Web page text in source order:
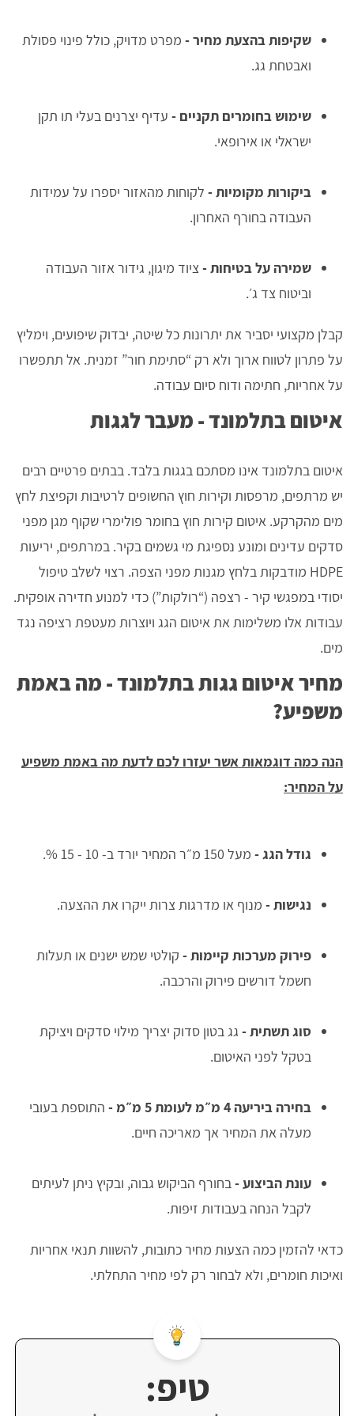
שקיפות בהצעת מחיר- מפרט מדויק, כולל פינוי פסולת
ואבטחת גג.
שימוש בחומרים תקניים - עדיף יצרנים בעלי תו תקן
ישראלי או אירופאי.
ביקורות מקומיות- לקוחות מהאזור יספרו על עמידות
העבודה בחורף האחרון.
שמירה על בטיחות-ציוד מיגון, גידור אזור העבודה
וביטוח צד ג׳.
קבלן מקצועי יסביר את יתרונות כל שיטה, יבדוק שיפועים, וימליץ
על פתרון לטווח ארוך ולא רק “סתימת חור” זמנית. אל תתפשרו
על אחריות, חתימה ודוח סיום עבודה.
איטום בתלמונד - מעבר לגגות
איטום בתלמונד אינו מסתכם בגגות בלבד. בבתים פרטיים רבים
יש מרתפים, מרפסות וקירות חוץ החשופים לרטיבות וקפיצת לחץ
מים מהקרקע. איטום קירות חוץ בחומר פולימרי שקוף מגן מפני
סדקים עדינים ומונע נספיגת מי גשמים בקיר. במרתפים, יריעות
HDPE מודבקות בלחץ מגנות מפני הצפה. רצוי לשלב טיפול
יסודי במפגשי קיר - רצפה (“רולקות”) כדי למנוע חדירה אופקית.
עבודות אלו משלימות את איטום הגג ויוצרות מעטפת רציפה נגד
מים.
מחיר איטום גגות בתלמונד - מה באמת
משפיע?
הנה כמה דוגמאות אשר יעזרו לכם לדעת מה באמת משפיע
על המחיר:
גודל הגג- מעל 150 מ״ר המחיר יורד ב- 10 - 15 %.
נגישות- מנוף או מדרגות צרות ייקרו את ההצעה.
פירוק מערכות קיימות- קולטי שמש ישנים או תעלות
חשמל דורשים פירוק והרכבה.
סוג תשתית- גג בטון סדוק יצריך מילוי סדקים ויציקת
בטקל לפני האיטום.
בחירה ביריעה 4 מ״מ לעומת 5 מ״מ - התוספת בעובי
מעלה את המחיר אך מאריכה חיים.
עונת הביצוע - בחורף הביקוש גבוה, ובקיץ ניתן לעיתים
לקבל הנחה בעבודות זיפות.
כדאי להזמין כמה הצעות מחיר כתובות, להשוות תנאי אחריות
ואיכות חומרים, ולא לבחור רק לפי מחיר התחלתי.
טיפ: